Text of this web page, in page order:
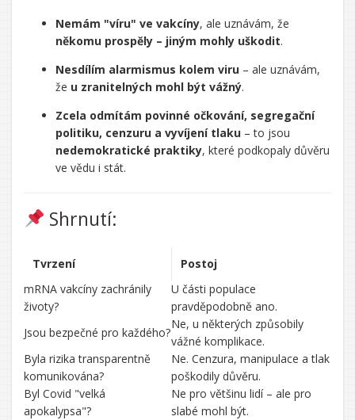
Nemám "víru" ve vakcíny, ale uznávám, že
někomu prospěly – jiným mohly uškodit.
Nesdílím alarmismus kolem viru – ale uznávám,
že u zranitelných mohl být vážný.
Zcela odmítám povinné očkování, segregační
politiku, cenzuru a vyvíjení tlaku – to jsou
nedemokratické praktiky, které podkopaly důvěru
ve vědu i stát.
Shrnutí:
Tvrzení
Postoj
mRNA vakcíny zachránily
životy?
U části populace
pravděpodobně ano.
Jsou bezpečné pro každého?
Ne, u některých způsobily
vážné komplikace.
Byla rizika transparentně
komunikována?
Ne. Cenzura, manipulace a tlak
poškodily důvěru.
Byl Covid "velká
apokalypsa"?
Ne pro většinu lidí – ale pro
slabé mohl být.